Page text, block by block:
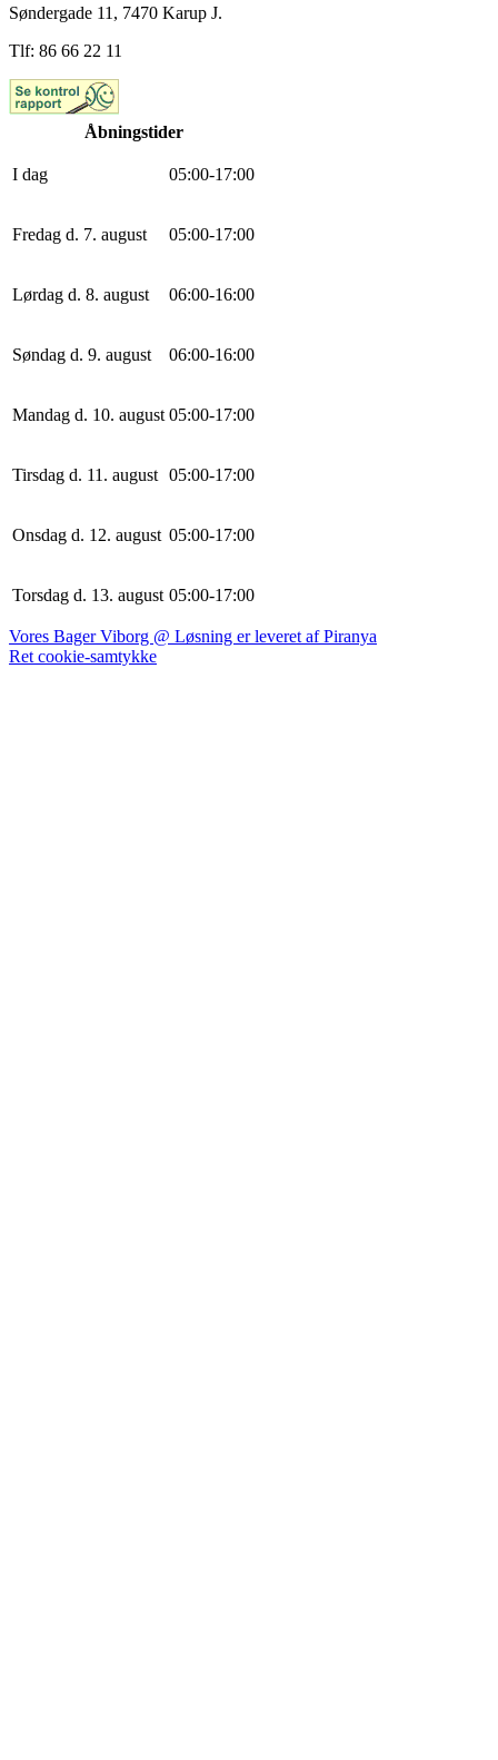
Søndergade 11, 7470 Karup J.
Tlf: 86 66 22 11
Åbningstider
I dag 05:00-17:00
Fredag d. 7. august 05:00-17:00
Lørdag d. 8. august 06:00-16:00
Søndag d. 9. august 06:00-16:00
Mandag d. 10. august 05:00-17:00
Tirsdag d. 11. august 05:00-17:00
Onsdag d. 12. august 05:00-17:00
Torsdag d. 13. august 05:00-17:00
Vores Bager Viborg @ Løsning er leveret af Piranya
Ret cookie-samtykke